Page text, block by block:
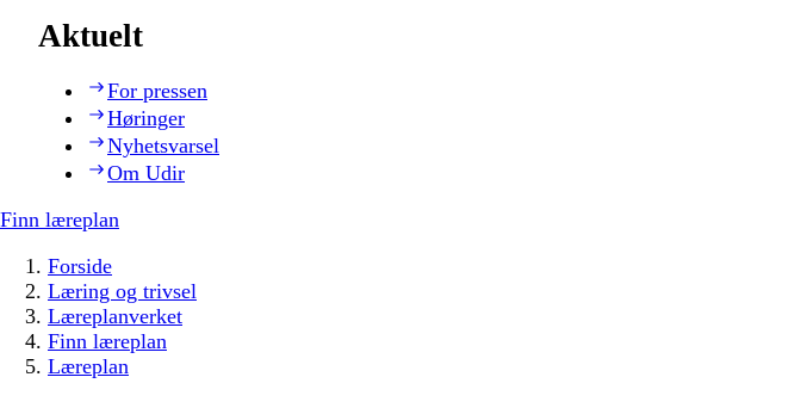
Aktuelt
For pressen
Høringer
Nyhetsvarsel
Om Udir
Finn læreplan
Forside
Læring og trivsel
Læreplanverket
Finn læreplan
Læreplan